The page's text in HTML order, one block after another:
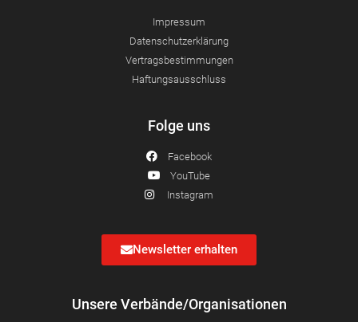
Impressum
Datenschutzerklärung
Vertragsbestimmungen
Haftungsausschluss
Folge uns
Facebook
YouTube
Instagram
Newsletter erhalten
Unsere Verbände/Organisationen